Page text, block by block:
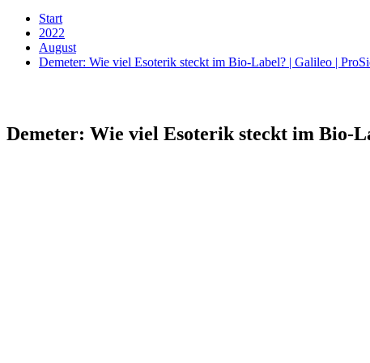
Start
2022
August
Demeter: Wie viel Esoterik steckt im Bio-Label? | Galileo |
Demeter: Wie viel Esoterik steckt im Bio-